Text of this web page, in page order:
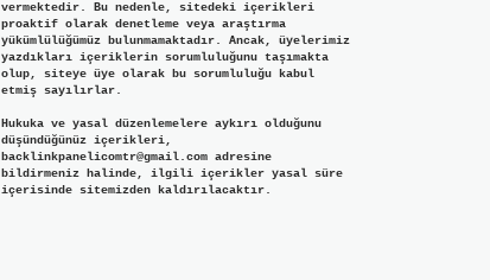
vermektedir. Bu nedenle, sitedeki içerikleri
proaktif olarak denetleme veya araştırma
yükümlülüğümüz bulunmamaktadır. Ancak, üyelerimiz
yazdıkları içeriklerin sorumluluğunu taşımakta
olup, siteye üye olarak bu sorumluluğu kabul
etmiş sayılırlar.
Hukuka ve yasal düzenlemelere aykırı olduğunu
düşündüğünüz içerikleri,
backlinkpanelicomtr@gmail.comadresine
bildirmeniz halinde, ilgili içerikler yasal süre
içerisinde sitemizden kaldırılacaktır.